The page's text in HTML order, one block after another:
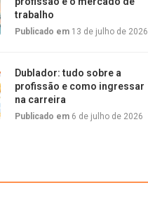
trabalho
Publicado em 13 de julho de 2026
Dublador: tudo sobre a
profissão e como ingressar
na carreira
Publicado em 6 de julho de 2026